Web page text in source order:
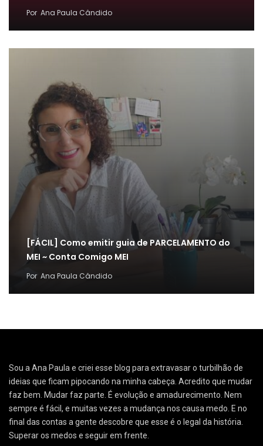
Por Ana Paula Cândido
[FÁCIL] Como emitir guia de PARCELAMENTO do
MEI ~ Conta Comigo MEI
Por Ana Paula Cândido
Sou a Ana Paula e criei esse blog para extravasar o turbilhão de
ideias que ficam pipocando na minha cabeça. Acredito que mudar
faz bem. Mudar faz parte. É evolução e amadurecimento. Nem
sempre é fácil, e muitas vezes a mudança nos causa medo. E no
final das contas a gente descobre que esse é o legal da história.
Superar os medos e seguir em frente.